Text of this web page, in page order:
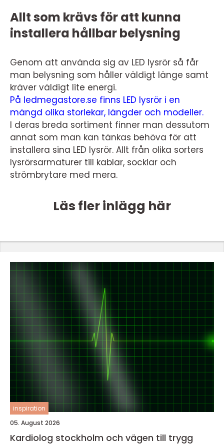
Allt som krävs för att kunna
installera hållbar belysning
Genom att använda sig av LED lysrör så får
man belysning som håller väldigt länge samt
kräver väldigt lite energi.
På ledmegastore.se finns LED lysrör i en
mängd olika storlekar, längder och modeller.
I deras breda sortiment finner man dessutom
annat som man kan tänkas behöva för att
installera sina LED lysrör. Allt från olika sorters
lysrörsarmaturer till kablar, socklar och
strömbrytare med mera.
Läs fler inlägg här
inspiration
05. August 2026
Kardiolog stockholm och vägen till trygg